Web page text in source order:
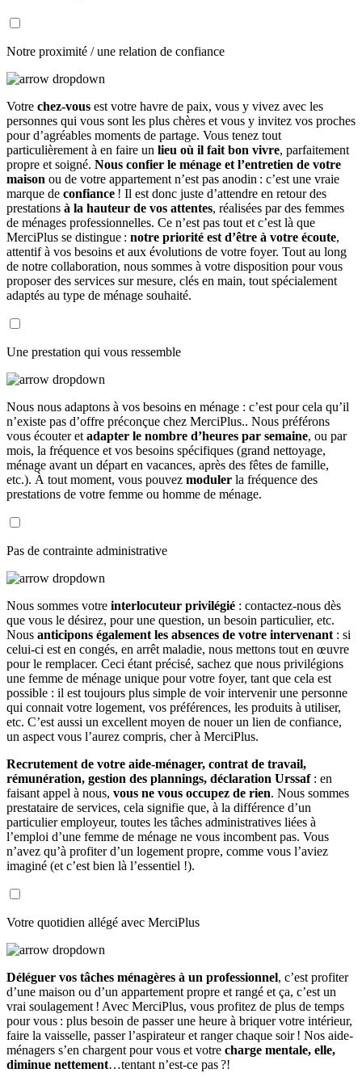
Notre proximité / une relation de confiance
Votre chez-vous est votre havre de paix, vous y vivez avec les
personnes qui vous sont les plus chères et vous y invitez vos proches
pour d’agréables moments de partage. Vous tenez tout
particulièrement à en faire un lieu où il fait bon vivre, parfaitement
propre et soigné. Nous confier le ménage et l’entretien de votre
maison ou de votre appartement n’est pas anodin : c’est une vraie
marque de confiance ! Il est donc juste d’attendre en retour des
prestations à la hauteur de vos attentes, réalisées par des femmes
de ménages professionnelles. Ce n’est pas tout et c’est là que
MerciPlus se distingue : notre priorité est d’être à votre écoute,
attentif à vos besoins et aux évolutions de votre foyer. Tout au long
de notre collaboration, nous sommes à votre disposition pour vous
proposer des services sur mesure, clés en main, tout spécialement
adaptés au type de ménage souhaité.
Une prestation qui vous ressemble
Nous nous adaptons à vos besoins en ménage : c’est pour cela qu’il
n’existe pas d’offre préconçue chez MerciPlus.. Nous préférons
vous écouter et adapter le nombre d’heures par semaine, ou par
mois, la fréquence et vos besoins spécifiques (grand nettoyage,
ménage avant un départ en vacances, après des fêtes de famille,
etc.). À tout moment, vous pouvez moduler la fréquence des
prestations de votre femme ou homme de ménage.
Pas de contrainte administrative
Nous sommes votre interlocuteur privilégié : contactez-nous dès
que vous le désirez, pour une question, un besoin particulier, etc.
Nous anticipons également les absences de votre intervenant : si
celui-ci est en congés, en arrêt maladie, nous mettons tout en œuvre
pour le remplacer. Ceci étant précisé, sachez que nous privilégions
une femme de ménage unique pour votre foyer, tant que cela est
possible : il est toujours plus simple de voir intervenir une personne
qui connait votre logement, vos préférences, les produits à utiliser,
etc. C’est aussi un excellent moyen de nouer un lien de confiance,
un aspect vous l’aurez compris, cher à MerciPlus.
Recrutement de votre aide-ménager, contrat de travail,
rémunération, gestion des plannings, déclaration Urssaf: en
faisant appel à nous, vous ne vous occupez de rien. Nous sommes
prestataire de services, cela signifie que, à la différence d’un
particulier employeur, toutes les tâches administratives liées à
l’emploi d’une femme de ménage ne vous incombent pas. Vous
n’avez qu’à profiter d’un logement propre, comme vous l’aviez
imaginé (et c’est bien là l’essentiel !).
Votre quotidien allégé avec MerciPlus
Déléguer vos tâches ménagères à un professionnel, c’est profiter
d’une maison ou d’un appartement propre et rangé et ça, c’est un
vrai soulagement ! Avec MerciPlus, vous profitez de plus de temps
pour vous : plus besoin de passer une heure à briquer votre intérieur,
faire la vaisselle, passer l’aspirateur et ranger chaque soir ! Nos aide-
ménagers s’en chargent pour vous et votre charge mentale, elle,
diminue nettement…tentant n’est-ce pas ?!